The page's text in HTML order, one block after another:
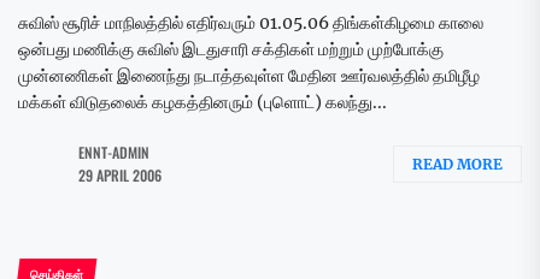
சுவிஸ் சூரிச் மாநிலத்தில் எதிர்வரும் 01.05.06 திங்கள்கிழமை காலை
ஒன்பது மணிக்கு சுவிஸ் இடதுசாரி சக்திகள் மற்றும் முற்போக்கு
முன்னணிகள் இணைந்து நடாத்தவுள்ள மேதின ஊர்வலத்தில் தமிழீழ
மக்கள் விடுதலைக் கழகத்தினரும் (புளொட்) கலந்து...
ENNT-ADMIN
29 APRIL 2006
READ MORE
செய்திகள்